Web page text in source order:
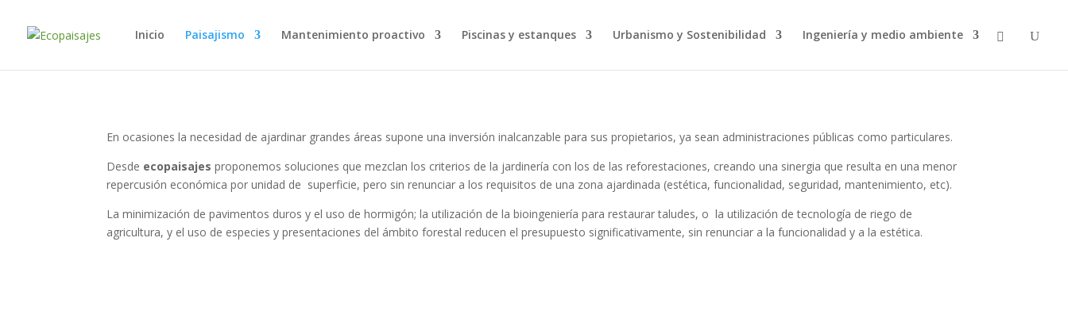
Inicio Paisajismo Mantenimiento proactivo Piscinas y estanques Urbanismo y Sostenibilidad Ingeniería y medio ambiente
En ocasiones la necesidad de ajardinar grandes áreas supone una inversión inalcanzable para sus propietarios, ya sean administraciones públicas como particulares.
Desde ecopaisajes proponemos soluciones que mezclan los criterios de la jardinería con los de las reforestaciones, creando una sinergia que resulta en una menor
repercusión económica por unidad de superficie, pero sin renunciar a los requisitos de una zona ajardinada (estética, funcionalidad, seguridad, mantenimiento, etc).
La minimización de pavimentos duros y el uso de hormigón; la utilización de la bioingeniería para restaurar taludes, o la utilización de tecnología de riego de
agricultura, y el uso de especies y presentaciones del ámbito forestal reducen el presupuesto significativamente, sin renunciar a la funcionalidad y a la estética.